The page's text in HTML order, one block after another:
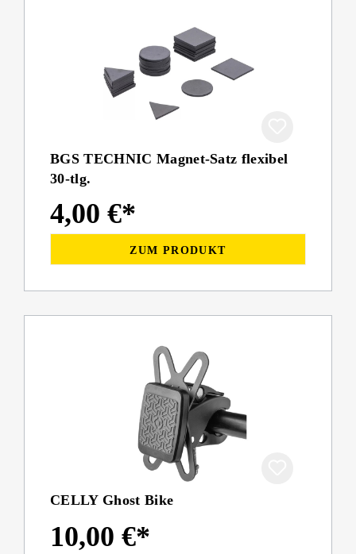
BGS TECHNIC Magnet-Satz flexibel
30-tlg.
4,00 €*
ZUM PRODUKT
CELLY Ghost Bike
10,00 €*